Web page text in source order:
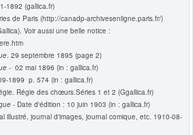
1892 (gallica.fr)
de Paris (http://canadp-archivesenligne.paris.fr/)
Voir aussi une belle notice :
. 29 septembre 1895 (page 2)
- 02 mai 1896 (in : gallica.fr)
1899 p. 574 (in : gallica.fr)
Régie des chœurs.Séries 1 et 2 (Ggallica.fr)
- Date d'édition : 10 juin 1903 (in : gallica.fr)
illustré, journal d'images, journal comique, etc. 1910-08-